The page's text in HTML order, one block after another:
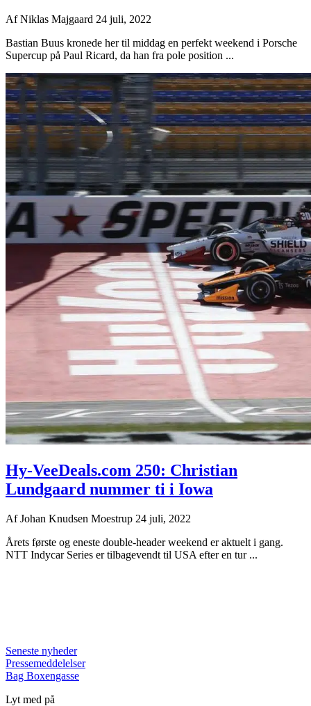
AfNiklas Majgaard 24 juli, 2022
Bastian Buus kronede her til middag en perfekt weekend i Porsche
Supercup på Paul Ricard, da han fra pole position ...
Hy-VeeDeals.com 250: Christian
Lundgaard nummer ti i Iowa
AfJohan Knudsen Moestrup 24 juli, 2022
Årets første og eneste double-header weekend er aktuelt i gang.
NTT Indycar Series er tilbagevendt til USA efter en tur ...
Seneste nyheder
Pressemeddelelser
Bag Boxengasse
Lyt med på